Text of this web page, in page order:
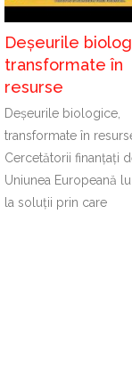
Deșeurile
transformate în
resurse
Deșeurile biologice,
transformate în
Cercetătorii finanțați
Uniunea Europeană
la soluții prin care